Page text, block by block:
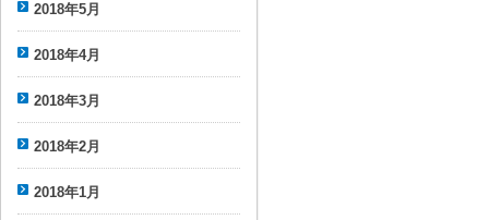
2018年5月
2018年4月
2018年3月
2018年2月
2018年1月